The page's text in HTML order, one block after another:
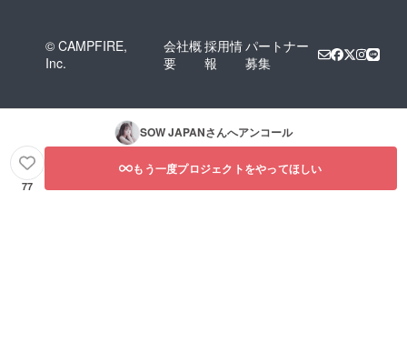
© CAMPFIRE,
Inc.
会社概
要
採用情
報
パートナー
募集
SOW JAPANさんへアンコール
77
もう一度プロジェクトをやってほしい